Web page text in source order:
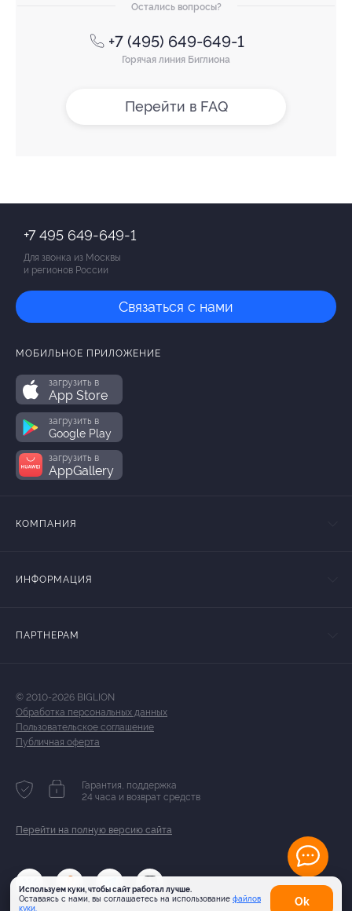
Остались вопросы?
+7 (495) 649-649-1
Горячая линия Биглиона
Перейти в FAQ
Используем куки, чтобы сайт работал лучше.
Оставаясь с нами, вы соглашаетесь на использование файлов
куки.
Оk
+7 495 649-649-1
Для звонка из Москвы
и регионов России
Связаться с нами
МОБИЛЬНОЕ ПРИЛОЖЕНИЕ
загрузить в
App Store
загрузить в
Google Play
загрузить в
AppGallery
КОМПАНИЯ
ИНФОРМАЦИЯ
ПАРТНЕРАМ
© 2010-2026 BIGLION
Обработка персональных данных
Пользовательское соглашение
Публичная оферта
Гарантия, поддержка
24 часа и возврат средств
Перейти на полную версию сайта